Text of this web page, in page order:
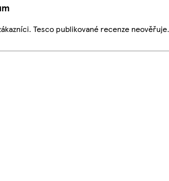
Tesco publikované recenze neověřuje.